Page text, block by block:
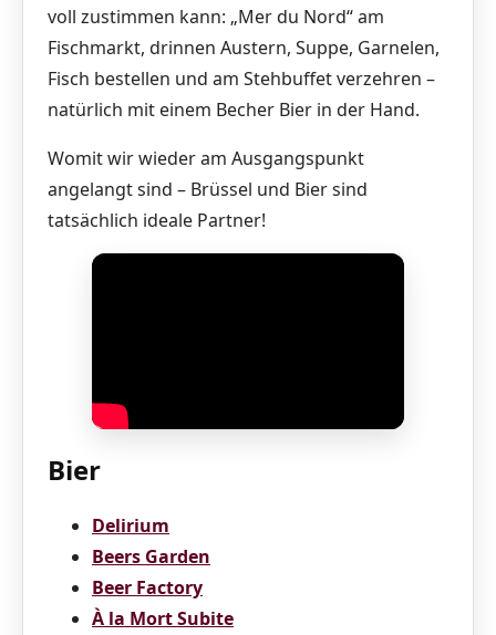
voll zustimmen kann: „Mer du Nord“ am
Fischmarkt, drinnen Austern, Suppe, Garnelen,
Fisch bestellen und am Stehbuffet verzehren –
natürlich mit einem Becher Bier in der Hand.
Womit wir wieder am Ausgangspunkt
angelangt sind – Brüssel und Bier sind
tatsächlich ideale Partner!
Bier
Delirium
Beers Garden
Beer Factory
À la Mort Subite